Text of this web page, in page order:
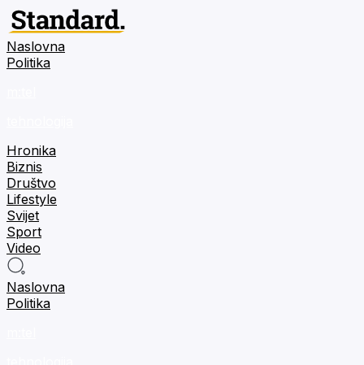
Naslovna
Politika
Hronika
Biznis
Društvo
Lifestyle
Svijet
Sport
Video
Naslovna
Politika